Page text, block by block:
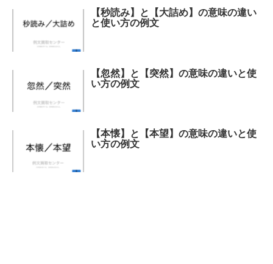
【秒読み】と【大詰め】の意味の違い
と使い方の例文
【忽然】と【突然】の意味の違いと使
い方の例文
【本懐】と【本望】の意味の違いと使
い方の例文